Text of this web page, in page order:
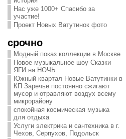
Нас уже 1000+ Спасибо за
участие!
Проект Новых Ватутинок фото
срочно
Модный показ коллекции в Москве
Новое музыкальное шоу Сказки
ЯГИ на НОЧЬ
Южный квартал Новые Ватутинки в
КП Заречье постоянно сжигают
мусор и отравляют воздух всему
микрорайону
спокойная космическая музыка
для отдыха
Услуги электрика и сантехника в г.
Чехов, Серпухов, Подольск